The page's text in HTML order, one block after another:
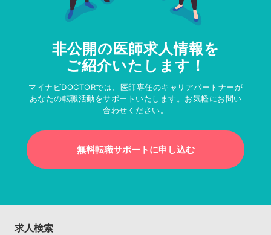
非公開の医師求人情報を
ご紹介いたします！
マイナビDOCTORでは、医師専任のキャリアパートナーが
あなたの転職活動をサポートいたします。お気軽にお問い
合わせください。
無料転職サポートに申し込む
求人検索